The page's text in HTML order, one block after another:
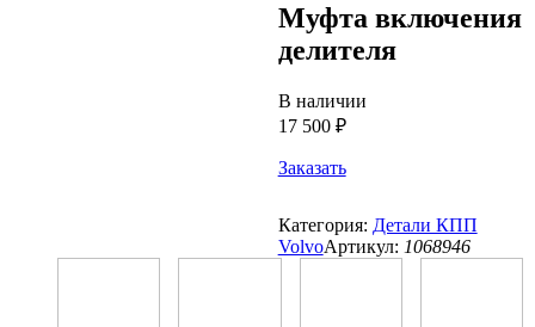
Муфта включения
делителя
В наличии
17 500 ₽
Заказать
Категория: Детали КПП
VolvoАртикул: 1068946